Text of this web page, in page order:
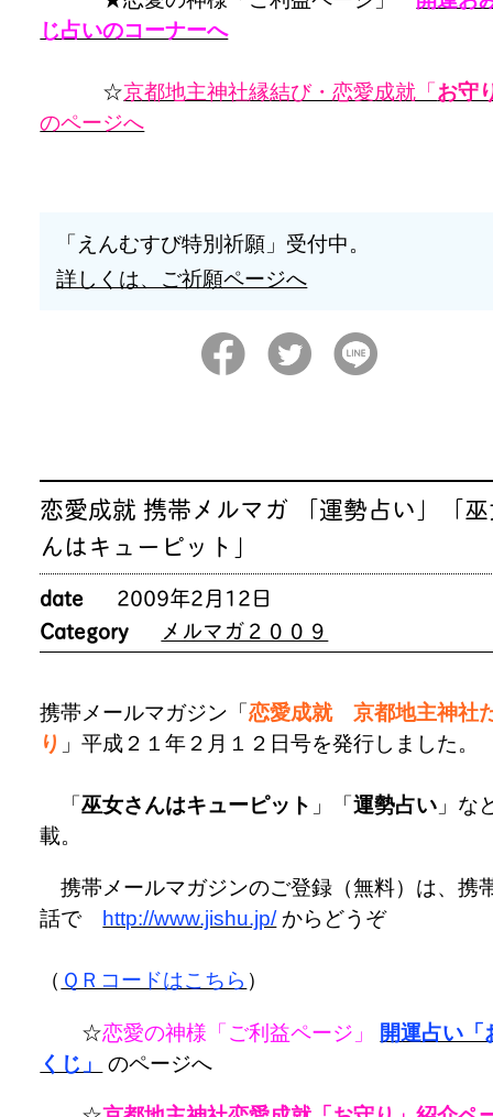
じ占いのコーナーへ
☆京都地主神社縁結び・恋愛成就「お守
のページへ
「えんむすび特別祈願」受付中。
詳しくは、ご祈願ページへ
恋愛成就 携帯メルマガ 「運勢占い」「
んはキューピット」
date
2009年2月12日
Category
メルマガ２００９
携帯メールマガジン「恋愛成就 京都地主神社
り 」平成２１年２月１２日号を発行しました。
「巫女さんはキューピット 」「運勢占い 」な
載。
携帯メールマガジンのご登録（無料）は、携
話で http://www.jishu.jp/からどうぞ
（ ＱＲコードはこちら ）
☆恋愛の神様「ご利益ページ」
開運占い「
くじ」
のページへ